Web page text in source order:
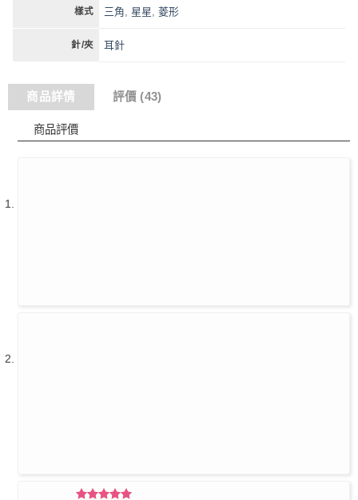
樣式 三角 ,星星 ,菱形
針/夾 耳針
商品詳情 評價 (43)
商品評價